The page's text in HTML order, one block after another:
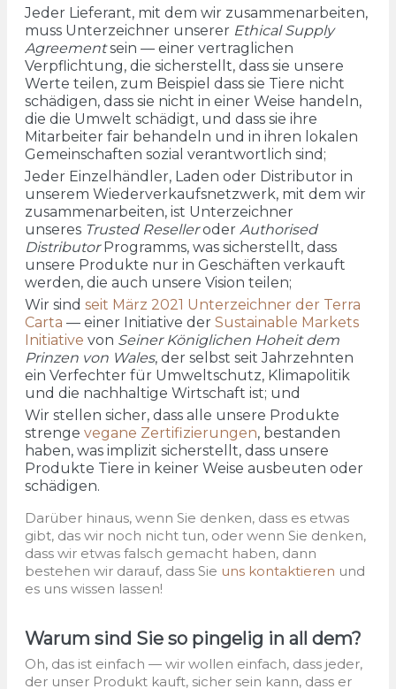
Jeder Lieferant, mit dem wir zusammenarbeiten,
muss Unterzeichner unserer Ethical Supply
Agreementsein — einer vertraglichen
Verpflichtung, die sicherstellt, dass sie unsere
Werte teilen, zum Beispiel dass sie Tiere nicht
schädigen, dass sie nicht in einer Weise handeln,
die die Umwelt schädigt, und dass sie ihre
Mitarbeiter fair behandeln und in ihren lokalen
Gemeinschaften sozial verantwortlich sind;
Jeder Einzelhändler, Laden oder Distributor in
unserem Wiederverkaufsnetzwerk, mit dem wir
zusammenarbeiten, ist Unterzeichner
unseres Trusted Reselleroder Authorised
DistributorProgramms, was sicherstellt, dass
unsere Produkte nur in Geschäften verkauft
werden, die auch unsere Vision teilen;
Wir sind seit März 2021 Unterzeichner der Terra
Carta — einer Initiative der Sustainable Markets
Initiative von Seiner Königlichen Hoheit dem
Prinzen von Wales, der selbst seit Jahrzehnten
ein Verfechter für Umweltschutz, Klimapolitik
und die nachhaltige Wirtschaft ist; und
Wir stellen sicher, dass alle unsere Produkte
strenge vegane Zertifizierungen, bestanden
haben, was implizit sicherstellt, dass unsere
Produkte Tiere in keiner Weise ausbeuten oder
schädigen.
Darüber hinaus, wenn Sie denken, dass es etwas
gibt, das wir noch nicht tun, oder wenn Sie denken,
dass wir etwas falsch gemacht haben, dann
bestehen wir darauf, dass Sie uns kontaktieren und
es uns wissen lassen!
Warum sind Sie so pingelig in all dem?
Oh, das ist einfach — wir wollen einfach, dass jeder,
der unser Produkt kauft, sicher sein kann, dass er